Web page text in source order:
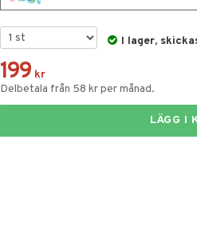
I lager,
199 kr
Delbetala från 58 kr per månad.
LÄGG I